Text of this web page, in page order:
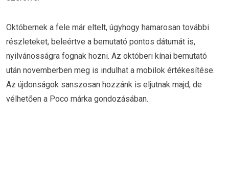
Októbernek a fele már eltelt, úgyhogy hamarosan további
részleteket, beleértve a bemutató pontos dátumát is,
nyilvánosságra fognak hozni. Az októberi kínai bemutató
után novemberben meg is indulhat a mobilok értékesítése.
Az újdonságok sanszosan hozzánk is eljutnak majd, de
vélhetően a Poco márka gondozásában.